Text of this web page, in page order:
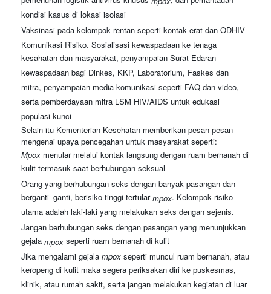
kondisi kasus di lokasi isolasi
Vaksinasi pada kelompok rentan seperti kontak erat dan ODHIV
Komunikasi Risiko. Sosialisasi kewaspadaan ke tenaga
kesahatan dan masyarakat, penyampaian Surat Edaran
kewaspadaan bagi Dinkes, KKP, Laboratorium, Faskes dan
mitra, penyampaian media komunikasi seperti FAQ dan video,
serta pemberdayaan mitra LSM HIV/AIDS untuk edukasi
populasi kunci
Selain itu Kementerian Kesehatan memberikan pesan-pesan
mengenai upaya pencegahan untuk masyarakat seperti:
Mpox menular melalui kontak langsung dengan ruam bernanah di
kulit termasuk saat berhubungan seksual
Orang yang berhubungan seks dengan banyak pasangan dan
berganti–ganti, berisiko tinggi tertularmpox. Kelompok risiko
utama adalah laki-laki yang melakukan seks dengan sejenis.
Jangan berhubungan seks dengan pasangan yang menunjukkan
gejala mpox seperti ruam bernanah di kulit
Jika mengalami gejala mpox seperti muncul ruam bernanah, atau
keropeng di kulit maka segera periksakan diri ke puskesmas,
klinik, atau rumah sakit, serta jangan melakukan kegiatan di luar